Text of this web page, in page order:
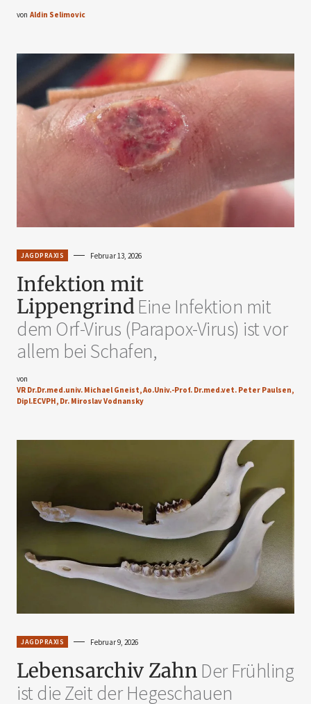
von Aldin Selimovic
JAGDPRAXIS Februar 13, 2026
Infektion mit
LippengrindEine Infektion mit
dem Orf-Virus (Parapox-Virus) ist vor
allem bei Schafen,
von
VR Dr.Dr.med.univ. Michael Gneist, Ao.Univ.-Prof. Dr.med.vet. Peter Paulsen,
Dipl.ECVPH, Dr. Miroslav Vodnansky
JAGDPRAXIS Februar 9, 2026
Lebensarchiv ZahnDer Frühling
ist die Zeit der Hegeschauen